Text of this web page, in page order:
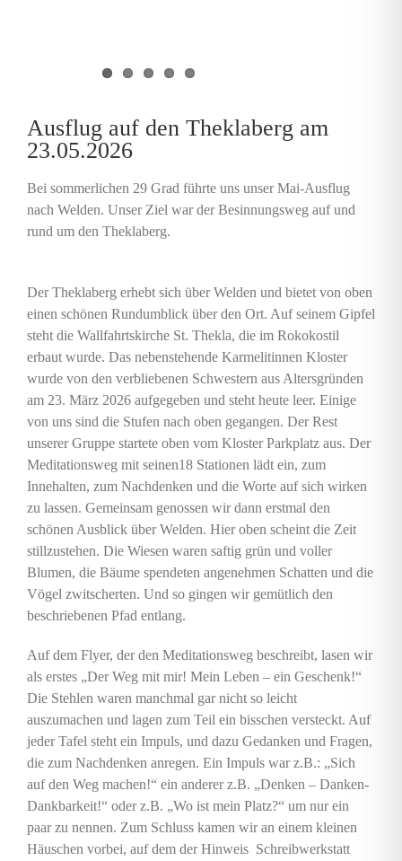
Lageplan
Kontakt
nach:
Ausflug auf den Theklaberg am
23.05.2026
Bei sommerlichen 29 Grad führte uns unser Mai-Ausflug
nach Welden. Unser Ziel war der Besinnungsweg auf und
rund um den Theklaberg.
Der Theklaberg erhebt sich über Welden und bietet von oben
einen schönen Rundumblick über den Ort. Auf seinem Gipfel
steht die Wallfahrtskirche St. Thekla, die im Rokokostil
erbaut wurde. Das nebenstehende Karmelitinnen Kloster
wurde von den verbliebenen Schwestern aus Altersgründen
am 23. März 2026 aufgegeben und steht heute leer. Einige
von uns sind die Stufen nach oben gegangen. Der Rest
unserer Gruppe startete oben vom Kloster Parkplatz aus. Der
Meditationsweg mit seinen18 Stationen lädt ein, zum
Innehalten, zum Nachdenken und die Worte auf sich wirken
zu lassen. Gemeinsam genossen wir dann erstmal den
schönen Ausblick über Welden. Hier oben scheint die Zeit
stillzustehen. Die Wiesen waren saftig grün und voller
Blumen, die Bäume spendeten angenehmen Schatten und die
Vögel zwitscherten. Und so gingen wir gemütlich den
beschriebenen Pfad entlang.
Auf dem Flyer, der den Meditationsweg beschreibt, lasen wir
als erstes „Der Weg mit mir! Mein Leben – ein Geschenk!“
Die Stehlen waren manchmal gar nicht so leicht
auszumachen und lagen zum Teil ein bisschen versteckt. Auf
jeder Tafel steht ein Impuls, und dazu Gedanken und Fragen,
die zum Nachdenken anregen. Ein Impuls war z.B.: „Sich
auf den Weg machen!“ ein anderer z.B. „Denken – Danken-
Dankbarkeit!“ oder z.B. „Wo ist mein Platz?“ um nur ein
paar zu nennen. Zum Schluss kamen wir an einem kleinen
Häuschen vorbei, auf dem der Hinweis Schreibwerkstatt